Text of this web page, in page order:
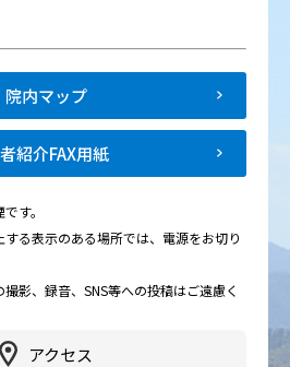
アクセス
院内マップ
紹介FAX用紙
す。
る表示のある場所では、電源をお切り
影、録音、SNS等への投稿はご遠慮く